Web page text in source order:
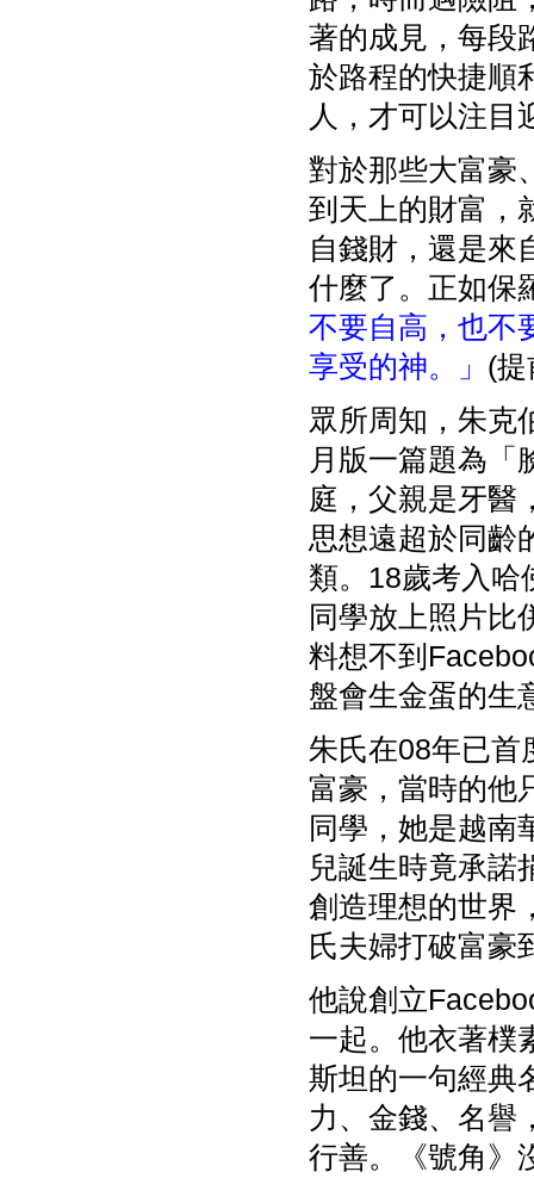
著的成見，每段
於路程的快捷順
人，才可以注目
對於那些大富豪
到天上的財富，
自錢財，還是來
什麼了。正如保
不要自高，也不
享受的神。」 (
眾所周知，朱克
月版一篇題為「
庭，父親是牙醫
思想遠超於同齡
類。18歲考入哈
同學放上照片比
料想不到
盤會生金蛋的生
朱氏在08年已首
富豪，當時的他
同學，她是越南
兒誕生時竟承諾
創造理想的世界
氏夫婦打破富豪
他說創立
一起。他衣著樸
斯坦的一句經典
力、金錢、名譽
行善。《號角》